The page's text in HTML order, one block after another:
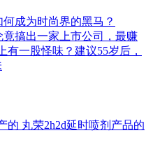
成为时尚界的黑马？
搞出一家上市公司，最赚
一股怪味？建议55岁后，
的 丸荣2h2d延时喷剂产品的